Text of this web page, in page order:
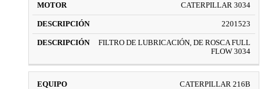
CATERPILLAR 3034
2201523
FILTRO DE LUBRICACIÓN, DE ROSCA FULL
FLOW 3034
CATERPILLAR 216B